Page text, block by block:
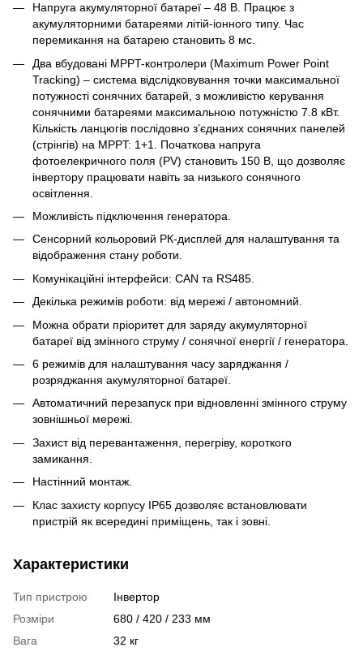
Напруга акумуляторної батареї – 48 В. Працює з
акумуляторними батареями літій-іонного типу. Час
перемикання на батарею становить 8 мс.
Два вбудовані MPPT-контролери (Maximum Power Point
Tracking) – система відслідковування точки максимальної
потужності сонячних батарей, з можливістю керування
сонячними батареями максимальною потужністю 7.8 кВт.
Кількість ланцюгів послідовно з’єднаних сонячних панелей
(стрінгів) на MPPT: 1+1. Початкова напруга
фотоелекричного поля (PV) становить 150 В, що дозволяє
інвертору працювати навіть за низького сонячного
освітлення.
Можливість підключення генератора.
Сенсорний кольоровий РК-дисплей для налаштування та
відображення стану роботи.
Комунікаційні інтерфейси: CAN та RS485.
Декілька режимів роботи: від мережі / автономний.
Можна обрати пріоритет для заряду акумуляторної
батареї від змінного струму / сонячної енергії / генератора.
6 режимів для налаштування часу заряджання /
розряджання акумуляторної батареї.
Автоматичний перезапуск при відновленні змінного струму
зовнішньої мережі.
Захист від перевантаження, перегріву, короткого
замикання.
Настінний монтаж.
Клас захисту корпусу IP65 дозволяє встановлювати
пристрій як всередині приміщень, так і зовні.
Характеристики
Тип пристрою
Інвертор
Розміри
680 / 420 / 233 мм
Вага
32 кг